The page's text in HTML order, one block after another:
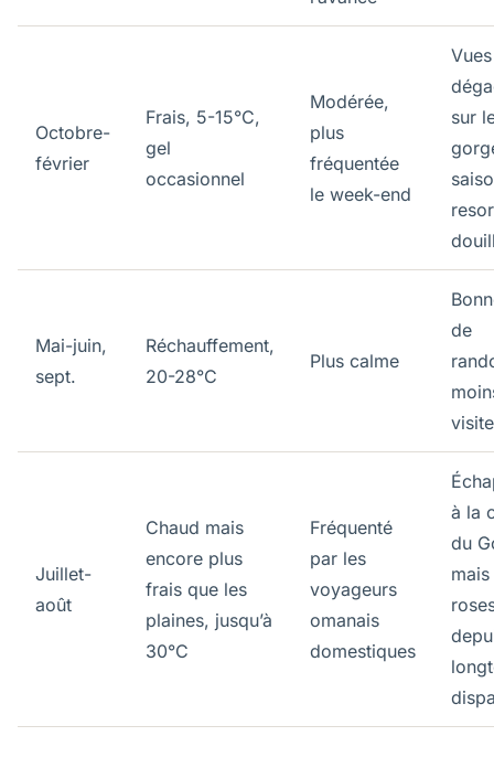
Octobre-
février
Frais, 5-15°C,
gel
occasionnel
Modérée,
plus
fréquentée
le week-end
Vues
sur
Mai-juin,
sept.
Réchauffement,
20-28°C
Plus calme
de
Juillet-
août
Chaud mais
encore plus
frais que les
plaines, jusqu’à
30°C
Fréquenté
par les
voyageurs
omanais
domestiques
à la
du